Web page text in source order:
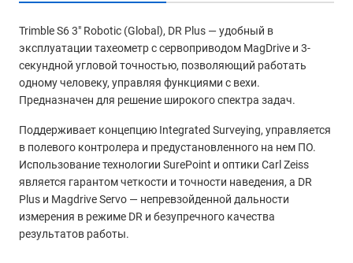
Trimble S6 3″ Robotic (Global), DR Plus — удобный в
эксплуатации тахеометр с сервоприводом MagDrive и 3-
секундной угловой точностью, позволяющий работать
одному человеку, управляя функциями с вехи.
Предназначен для решение широкого спектра задач.
Поддерживает концепцию Integrated Surveying, управляется
в полевого контролера и предустановленного на нем ПО.
Использование технологии SurePoint и оптики Carl Zeiss
является гарантом четкости и точности наведения, а DR
Plus и Magdrive Servo — непревзойденной дальности
измерения в режиме DR и безупречного качества
результатов работы.